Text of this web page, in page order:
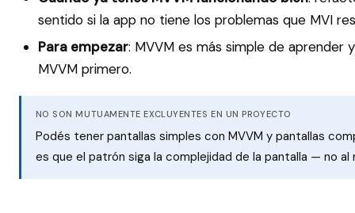
sentido si la app no tiene los problemas que MVI
Para empezar: MVVM es más simple de aprender
MVVM primero.
NO SON MUTUAMENTE EXCLUYENTES EN UN PROYECTO
Podés tener pantallas simples con MVVM y pantallas
es que el patrón siga la complejidad de la pantalla — no al